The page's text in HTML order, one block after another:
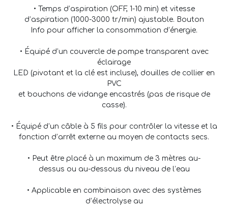
• Temps d’aspiration (OFF, 1-10 min) et vitesse
d’aspiration (1000-3000 tr/min) ajustable. Bouton
Info pour afficher la consommation d’énergie.
• Équipé d’un couvercle de pompe transparent avec
éclairage
LED (pivotant et la clé est incluse), douilles de collier en
PVC
et bouchons de vidange encastrés (pas de risque de
casse).
• Équipé d’un câble à 5 fils pour contrôler la vitesse et la
fonction d’arrêt externe au moyen de contacts secs.
• Peut être placé à un maximum de 3 mètres au-
dessus ou au-dessous du niveau de l’eau
• Applicable en combinaison avec des systèmes
d’électrolyse au